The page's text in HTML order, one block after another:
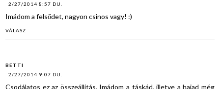
2/27/2014 8:57 DU.
Imádom a felsődet, nagyon csinos vagy! :)
VÁLASZ
BETTI
2/27/2014 9:07 DU.
Csodálatos ez az összeállítás. Imádom a táskád, illetve a hajad még